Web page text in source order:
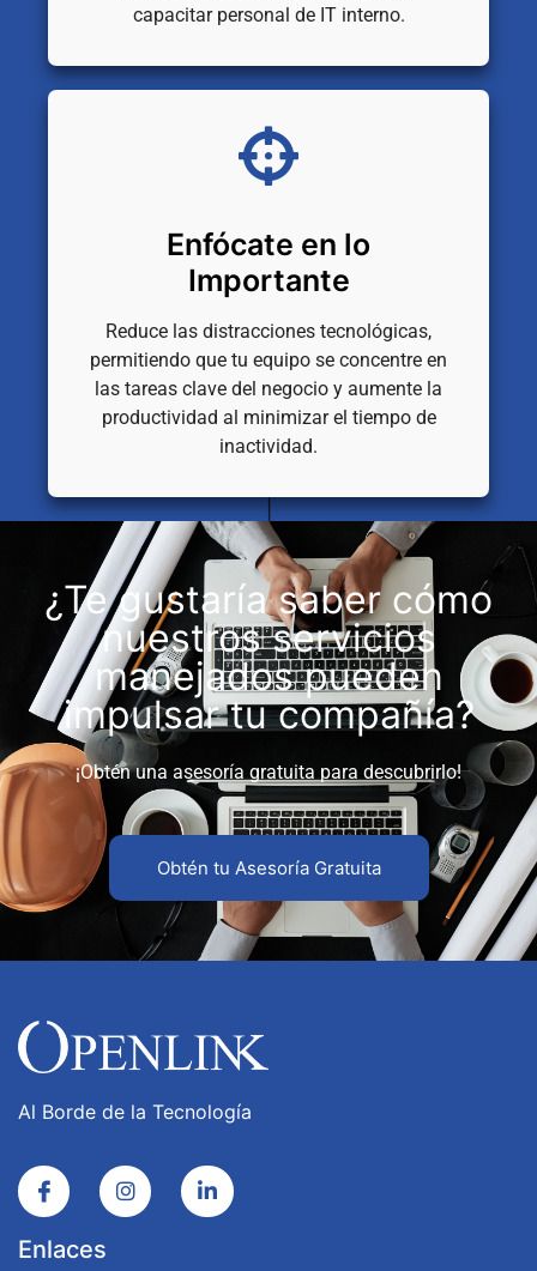
capacitar personal de IT interno.
Enfócate en lo
Importante
Reduce las distracciones tecnológicas,
permitiendo que tu equipo se concentre en
las tareas clave del negocio y aumente la
productividad al minimizar el tiempo de
inactividad.
¿Te gustaría saber cómo
nuestros servicios
manejados pueden
impulsar tu compañía?
¡Obtén una asesoría gratuita para descubrirlo!
Obtén tu Asesoría Gratuita
Al Borde de la Tecnología
Enlaces